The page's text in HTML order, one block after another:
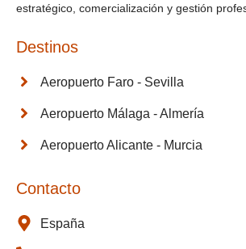
estratégico, comercialización y gestión
Destinos
Aeropuerto Faro - Sevilla
Aeropuerto Málaga - Almería
Aeropuerto Alicante - Murcia
Contacto
España